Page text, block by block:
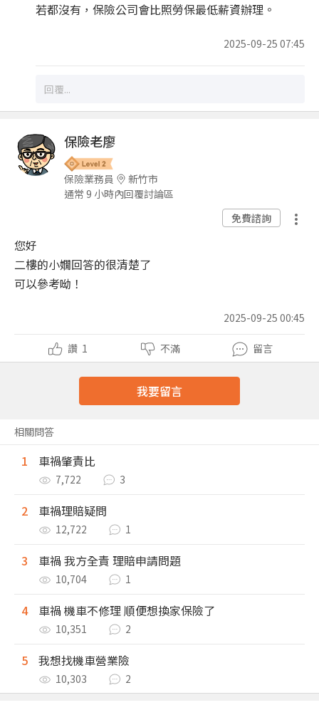
若都沒有，保險公司會比照勞保最低薪資辦理。
2025-09-25 07:45
保險老廖
保險業務員
新竹市
通常 9 小時內回覆討論區
免費諮詢
您好
二樓的小嫺回答的很清楚了
可以參考呦！
2025-09-25 00:45
讚 1 不滿 留言
我要留言
相關問答
1 車禍肇責比
7,722 3
2 車禍理賠疑問
12,722 1
3 車禍 我方全責 理賠申請問題
10,704 1
4 車禍 機車不修理 順便想換家保險了
10,351 2
5 我想找機車營業險
10,303 2